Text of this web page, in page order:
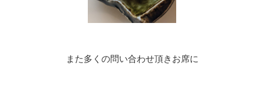
また多くの問い合わせ頂きお席に